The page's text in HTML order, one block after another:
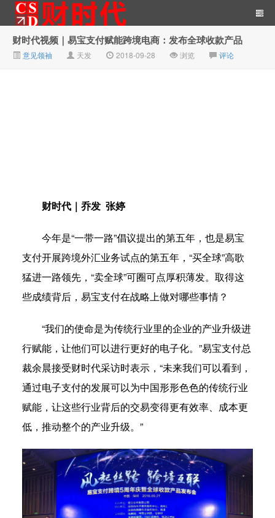
财时代｜新金融总裁圈、财
财时代视频｜易宝支付赋能跨境电商：发布全球收款产品
意见领袖 天发 2018-09-28 浏览 评论
财时代｜乔发 张婷
今年是“一带一路”倡议提出的第五年，也是易宝
支付开展跨境外汇业务试点的第五年，“买全球”高歌
猛进一路领先，“卖全球”可圈可点厚积薄发。取得这
些成绩背后，易宝支付在战略上做对哪些事情？
“我们的使命是为传统行业里的企业的产业升级进
行赋能，让他们可以进行更好的电子化。”易宝支付总
裁余晨接受财时代采访时表示，“未来我们可以看到，
通过电子支付的发展可以为中国形形色色的传统行业
赋能，让这些行业背后的交易变得更有效率、成本更
低，推动整个的产业升级。”